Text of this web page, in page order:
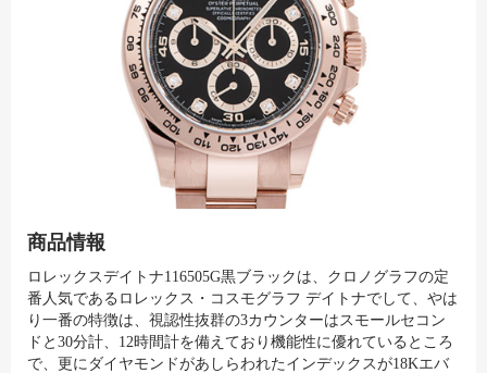
商品情報
ロレックスデイトナ116505G黒ブラックは、クロノグラフの定
番人気であるロレックス・コスモグラフ デイトナでして、やは
り一番の特徴は、視認性抜群の3カウンターはスモールセコン
ドと30分計、12時間計を備えており機能性に優れているところ
で、更にダイヤモンドがあしらわれたインデックスが18Kエバ